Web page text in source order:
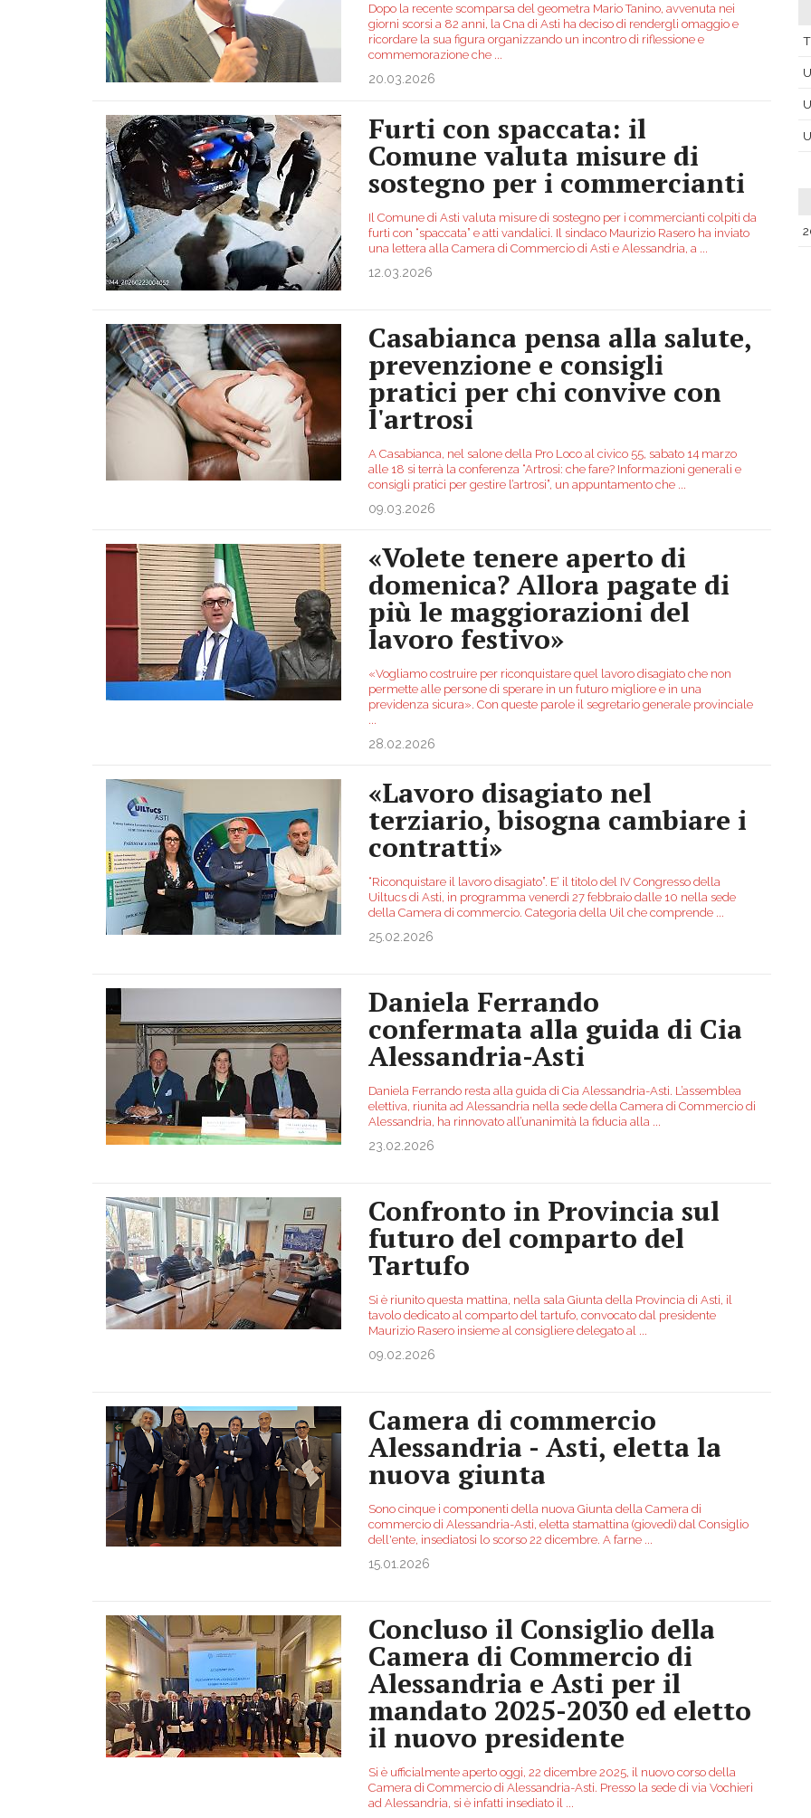
Dopo la recente scomparsa del geometra Mario Tanino, avvenuta nei
giorni scorsi a 82 anni, la Cna di Asti ha deciso di rendergli omaggio e
ricordare la sua figura organizzando un incontro di riflessione e
commemorazione che
20.03.2026
Furti con spaccata: il
Comune valuta misure di
sostegno per i commercianti
Il Comune di Asti valuta misure di sostegno per i commercianti colpiti da
furti con “spaccata” e atti vandalici. Il sindaco Maurizio Rasero ha inviato
una lettera alla Camera di Commercio di Asti e Alessandria, a
12.03.2026
Casabianca pensa alla salute,
prevenzione e consigli
pratici per chi convive con
l'artrosi
A Casabianca, nel salone della Pro Loco al civico 55, sabato 14 marzo
alle 18 si terrà la conferenza “Artrosi: che fare? Informazioni generali e
consigli pratici per gestire l’artrosi”, un appuntamento che
09.03.2026
«Volete tenere aperto di
domenica? Allora pagate di
più le maggiorazioni del
lavoro festivo»
«Vogliamo costruire per riconquistare quel lavoro disagiato che non
permette alle persone di sperare in un futuro migliore e in una
previdenza sicura». Con queste parole il segretario generale provinciale
28.02.2026
«Lavoro disagiato nel
terziario, bisogna cambiare i
contratti»
“Riconquistare il lavoro disagiato”. E’ il titolo del IV Congresso della
Uiltucs di Asti, in programma venerdì 27 febbraio dalle 10 nella sede
della Camera di commercio. Categoria della Uil che comprende
25.02.2026
Daniela Ferrando
confermata alla guida di Cia
Alessandria-Asti
Daniela Ferrando resta alla guida di Cia Alessandria-Asti. L’assemblea
elettiva, riunita ad Alessandria nella sede della Camera di Commercio di
Alessandria, ha rinnovato all’unanimità la fiducia alla
23.02.2026
Confronto in Provincia sul
futuro del comparto del
Tartufo
Si è riunito questa mattina, nella sala Giunta della Provincia di Asti, il
tavolo dedicato al comparto del tartufo, convocato dal presidente
Maurizio Rasero insieme al consigliere delegato al
09.02.2026
Camera di commercio
Alessandria - Asti, eletta la
nuova giunta
Sono cinque i componenti della nuova Giunta della Camera di
commercio di Alessandria-Asti, eletta stamattina (giovedì) dal Consiglio
dell'ente, insediatosi lo scorso 22 dicembre. A farne
15.01.2026
Concluso il Consiglio della
Camera di Commercio di
Alessandria e Asti per il
mandato 2025-2030 ed eletto
il nuovo presidente
Si è ufficialmente aperto oggi, 22 dicembre 2025, il nuovo corso della
Camera di Commercio di Alessandria-Asti. Presso la sede di via Vochieri
ad Alessandria, si è infatti insediato il